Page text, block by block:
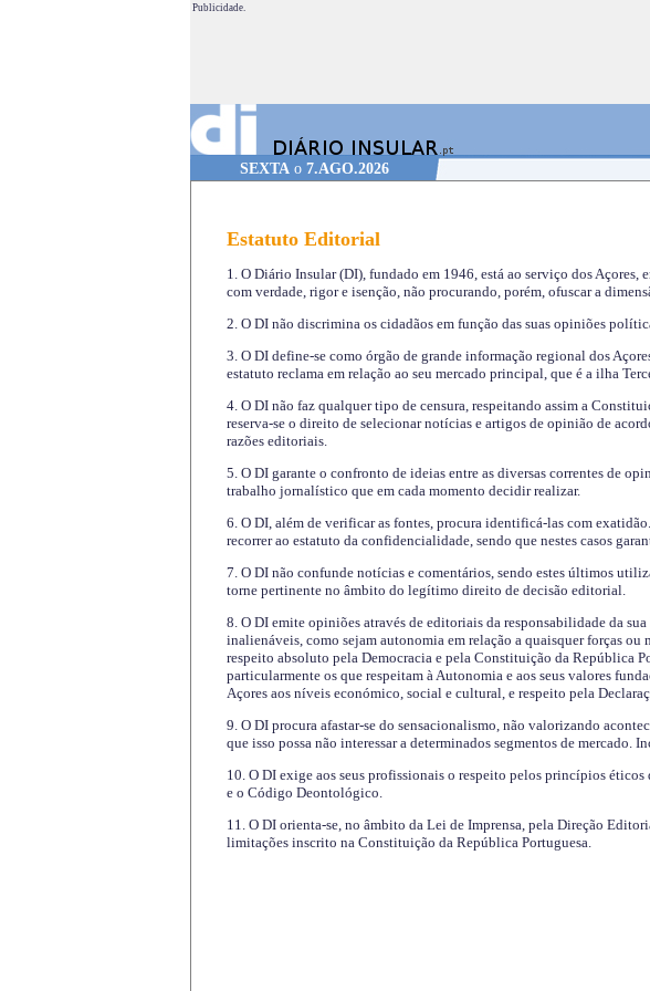
Publicidade.
SEXTAo 7.AGO.2026
Estatuto Editorial
1. O Diário Insular (DI), fundado em 1946, está ao serviço dos
com verdade, rigor e isenção, não procurando, porém, ofuscar a
2. O DI não discrimina os cidadãos em função das suas opiniões
3. O DI define-se como órgão de grande informação regional dos
estatuto reclama em relação ao seu mercado principal, que é a ilha
4. O DI não faz qualquer tipo de censura, respeitando assim a
reserva-se o direito de selecionar notícias e artigos de opinião de
razões editoriais.
5. O DI garante o confronto de ideias entre as diversas correntes de
trabalho jornalístico que em cada momento decidir realizar.
6. O DI, além de verificar as fontes, procura identificá-las com
recorrer ao estatuto da confidencialidade, sendo que nestes casos
7. O DI não confunde notícias e comentários, sendo estes últimos
torne pertinente no âmbito do legítimo direito de decisão editorial.
8. O DI emite opiniões através de editoriais da responsabilidade da
inalienáveis, como sejam autonomia em relação a quaisquer forças ou
respeito absoluto pela Democracia e pela Constituição da República
particularmente os que respeitam à Autonomia e aos seus valores
Açores aos níveis económico, social e cultural, e respeito pela
9. O DI procura afastar-se do sensacionalismo, não valorizando
que isso possa não interessar a determinados segmentos de mercado.
10. O DI exige aos seus profissionais o respeito pelos princípios
e o Código Deontológico.
11. O DI orienta-se, no âmbito da Lei de Imprensa, pela Direção
limitações inscrito na Constituição da República Portuguesa.